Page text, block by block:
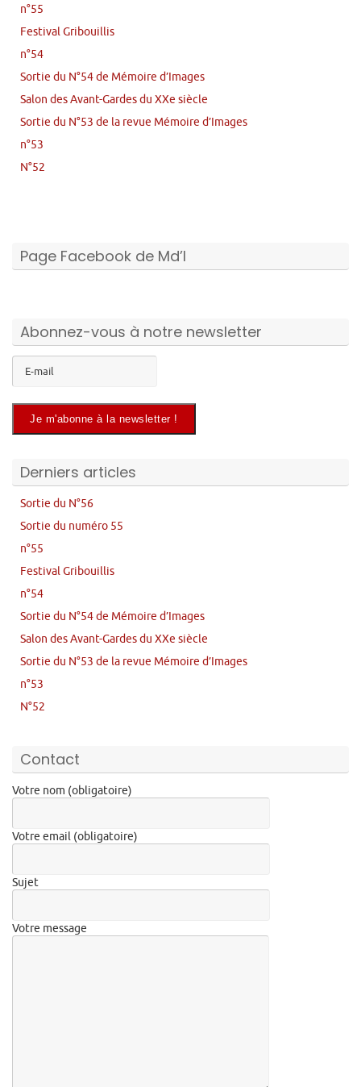
n°55
Festival Gribouillis
n°54
Sortie du N°54 de Mémoire d’Images
Salon des Avant-Gardes du XXe siècle
Sortie du N°53 de la revue Mémoire d’Images
n°53
N°52
Page Facebook de Md’I
Abonnez-vous à notre newsletter
Derniers articles
Sortie du N°56
Sortie du numéro 55
n°55
Festival Gribouillis
n°54
Sortie du N°54 de Mémoire d’Images
Salon des Avant-Gardes du XXe siècle
Sortie du N°53 de la revue Mémoire d’Images
n°53
N°52
Contact
Votre nom (obligatoire)
Votre email (obligatoire)
Sujet
Votre message